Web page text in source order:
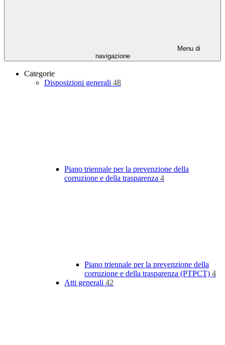
Menu di
navigazione
Categorie
Disposizioni generali 48
Piano triennale per la prevenzione della
corruzione e della trasparenza 4
Piano triennale per la prevenzione della
corruzione e della trasparenza (PTPCT) 4
Atti generali 42